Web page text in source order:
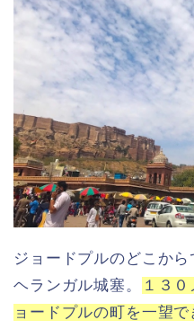
ジョードプルのどこか
ヘランガル城塞。
１３
ョードプルの町を一望で